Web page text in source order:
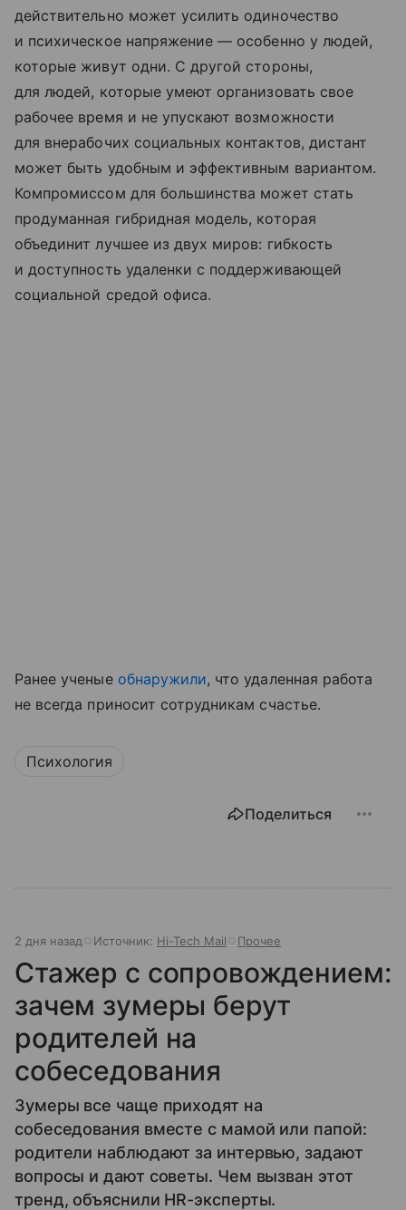
действительно может усилить одиночество
и психическое напряжение — особенно у людей,
которые живут одни. С другой стороны,
для людей, которые умеют организовать свое
рабочее время и не упускают возможности
для внерабочих социальных контактов, дистант
может быть удобным и эффективным вариантом.
Компромиссом для большинства может стать
продуманная гибридная модель, которая
объединит лучшее из двух миров: гибкость
и доступность удаленки с поддерживающей
социальной средой офиса.
Ранее ученые обнаружили, что удаленная работа
не всегда приносит сотрудникам счастье.
Психология
Поделиться
2 дня назад Источник: Hi-Tech Mail Прочее
Стажер с сопровождением:
зачем зумеры берут
родителей на
собеседования
Зумеры все чаще приходят на
собеседования вместе с мамой или папой:
родители наблюдают за интервью, задают
вопросы и дают советы. Чем вызван этот
тренд, объяснили HR-эксперты.